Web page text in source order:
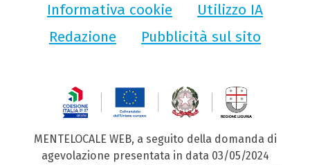
Informativa cookie
Utilizzo IA
Redazione
Pubblicità sul sito
MENTELOCALE WEB, a seguito della domanda di
agevolazione presentata in data 03/05/2024